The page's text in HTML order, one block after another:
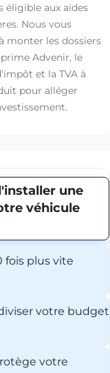
éligible aux aides
Nous vous
monter les dossiers
Advenir, le
et la TVA à
pour alléger
une
véhicule
fois plus vite
votre budget
votre